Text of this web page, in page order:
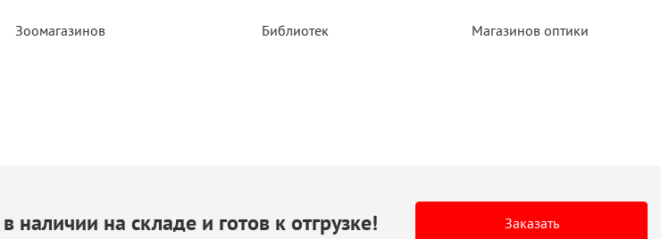
Зоомагазинов Библиотек Магазинов оптики
в наличии на складе и готов к отгрузке! Заказать